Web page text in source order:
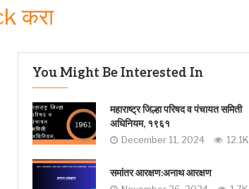
करा
You Might Be Interested In
महाराष्ट्र जिल्हा परिषद व पंचायत समिती
अधिनियम, १९६१
December 11, 2024 12.1K
समांतर आरक्षण:अनाथ आरक्षण